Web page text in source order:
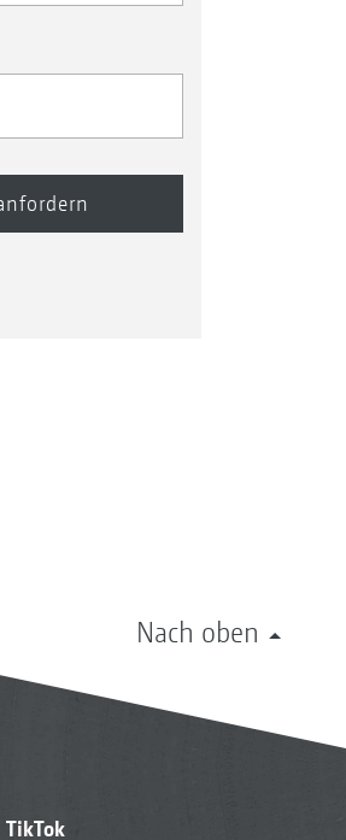
Nach oben
TikTok